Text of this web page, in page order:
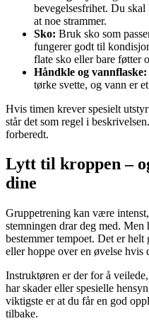
bevegelsesfrihet. Du
at noe strammer.
Sko: Bruk sko som
fungerer godt til
flate sko eller bare føtter
Håndkle og vannflaske:
tørke svette, og vann er
Hvis timen krever spesielt
står det som regel i
forberedt.
Lytt til kroppen –
dine
Gruppetrening kan være
stemningen drar deg med.
bestemmer tempoet. Det er helt
eller hoppe over en øvelse
Instruktøren er der for å
har skader eller spesielle
viktigste er at du får en god
tilbake.